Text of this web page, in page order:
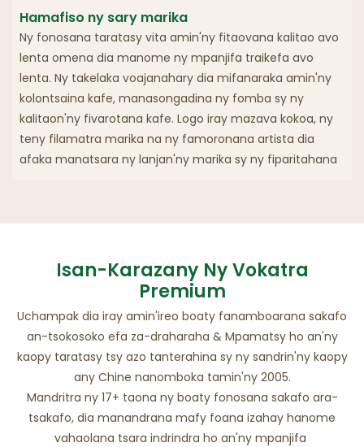
Hamafiso ny sary marika
Ny fonosana taratasy vita amin'ny fitaovana kalitao avo
lenta omena dia manome ny mpanjifa traikefa avo
lenta. Ny takelaka voajanahary dia mifanaraka amin'ny
kolontsaina kafe, manasongadina ny fomba sy ny
kalitaon'ny fivarotana kafe. Logo iray mazava kokoa, ny
teny filamatra marika na ny famoronana artista dia
afaka manatsara ny lanjan'ny marika sy ny fiparitahana
Isan-Karazany Ny Vokatra
Premium
Uchampak dia iray amin'ireo boaty fanamboarana sakafo
an-tsokosoko efa za-draharaha & Mpamatsy ho an'ny
kaopy taratasy tsy azo tanterahina sy ny sandrin'ny kaopy
any Chine nanomboka tamin'ny 2005.
Mandritra ny 17+ taona ny boaty fonosana sakafo ara-
tsakafo, dia manandrana mafy foana izahay hanome
vahaolana tsara indrindra ho an'ny mpanjifa